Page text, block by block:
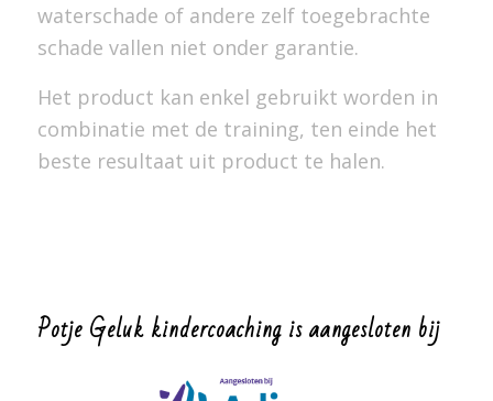
waterschade of andere zelf toegebrachte
schade vallen niet onder garantie.
Het product kan enkel gebruikt worden in
combinatie met de training, ten einde het
beste resultaat uit product te halen.
Potje Geluk kindercoaching is aangesloten bij